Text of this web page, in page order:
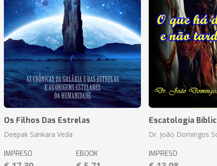
Os Filhos Das Estrelas
Deepak Sankara Veda
IMPRESO EBOOK
Escatologia
Dr. João Domingos
IMPRESO